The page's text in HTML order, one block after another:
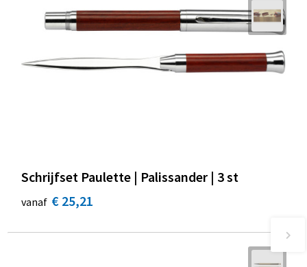
Schrijfset Paulette | Palissander | 3 st
vanaf € 25,21